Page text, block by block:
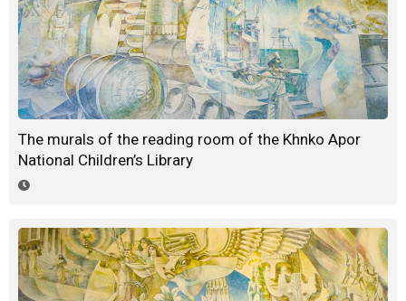
The murals of the reading room of the Khnko Apor
National Children’s Library